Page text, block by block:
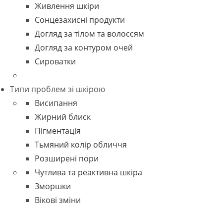
Живлення шкіри
Сонцезахисні продукти
Догляд за тілом та волоссям
Догляд за контуром очей
Сироватки
Типи проблем зі шкірою
Висипання
Жирний блиск
Пігментація
Тьмяний колір обличчя
Розширені пори
Чутлива та реактивна шкіра
Зморшки
Вікові зміни